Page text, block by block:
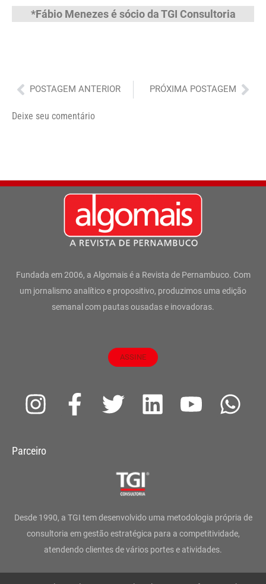
*Fábio Menezes é sócio da TGI Consultoria
Anterior
POSTAGEM ANTERIOR PRÓXIMA POSTAGEM
Deixe seu comentário
Fundada em 2006, a Algomais é a Revista de Pernambuco. Com
um jornalismo analítico e propositivo, produzimos uma edição
semanal com pautas ousadas e inovadoras.
ASSINE
I
s
g
r
a
F
a
o
o
k
T
t
e
r
L
d
i
n
Y
b
e
W
a
p
Parceiro
Desde 1990, a TGI tem desenvolvido uma metodologia própria de
consultoria em gestão estratégica para a competitividade,
atendendo clientes de vários portes e atividades.